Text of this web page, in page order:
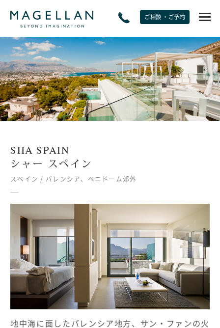
EXPERIENCE
非日常をたのしむ
JOURNAL
トラベルジャーナル
SPECIAL OFFERS
期間限定オファー
モデルプラン
HOTELS & RESORTS
MAGELLAN's Choice
ABOUT US PARTNERS THE LOUNGE INSIGNIA
ご相談 ・ご予約
SHA SPAIN
シャー スペイン
スペイン / バレンシア、ベニドーム郊外
地中海に面したバレンシア地方、サン・
ファンの火